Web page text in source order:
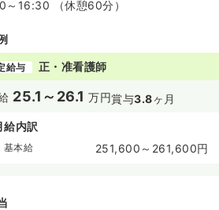
～16:30 （休憩60分）
給与 正・准看護師
25.1～26.1 万円賞与3.8ヶ月
給内訳
基本給 251,600～261,600円